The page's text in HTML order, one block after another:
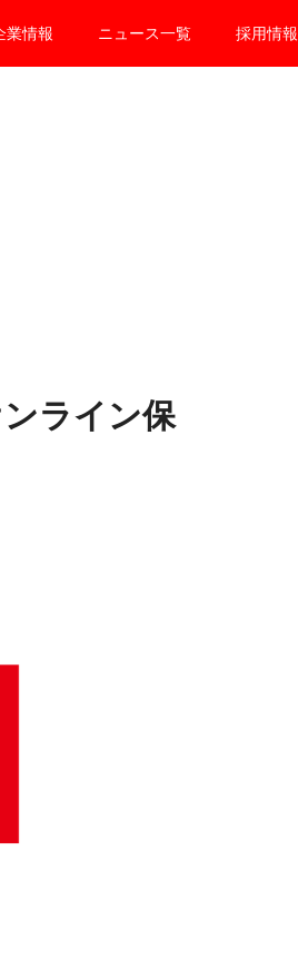
業情報 ニュース一覧 採用情報
ライン保